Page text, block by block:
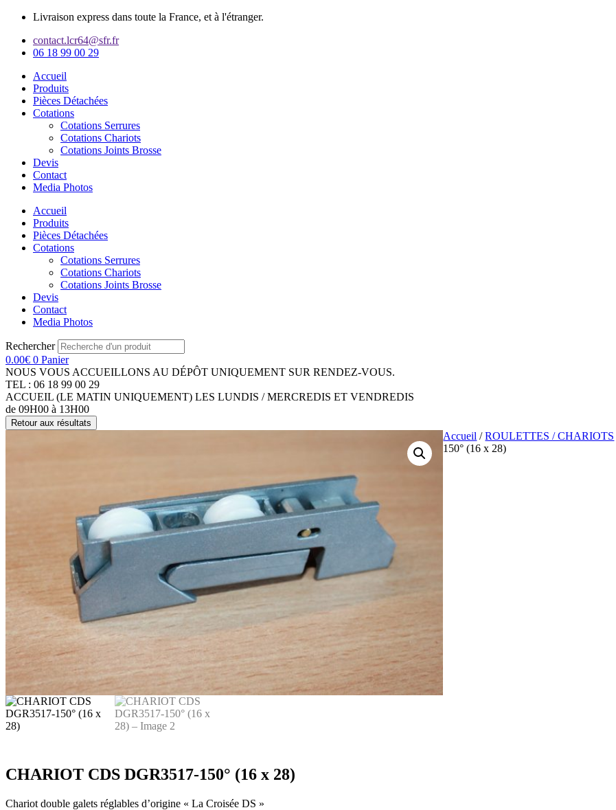
Aller
contenu
Livraison express dans toute la France, et à l'étranger.
contact.lcr64@sfr.fr
06 18 99 00 29
Accueil
Produits
Pièces Détachées
Cotations
Cotations Serrures
Cotations Chariots
Cotations Joints Brosse
Devis
Contact
Media Photos
Accueil
Produits
Pièces Détachées
Cotations
Cotations Serrures
Cotations Chariots
Cotations Joints Brosse
Devis
Contact
Media Photos
Rechercher
0.00€ 0 Panier
NOUS VOUS ACCUEILLONS AU DÉPÔT UNIQUEMENT SUR RENDEZ-VOUS.
TEL : 06 18 99 00 29
ACCUEIL (LE MATIN UNIQUEMENT) LES LUNDIS / MERCREDIS ET VENDREDIS
de 09H00 à 13H00
Retour aux résultats
Accueil /ROULETTES / CHARIOTS
150° (16 x 28)
CHARIOT CDS DGR3517-150° (16 x 28)
Chariot double galets réglables d’origine « La Croisée DS »